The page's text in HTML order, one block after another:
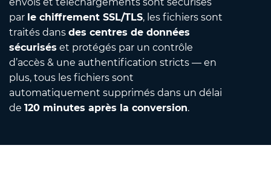
par le chiffrement SSL/TLS, les fichiers sont
traités dans des centres de données
sécurisés et protégés par un contrôle
d’accès & une authentification stricts — en
plus, tous les fichiers sont
automatiquement supprimés dans un délai
de 120 minutes après la conversion.